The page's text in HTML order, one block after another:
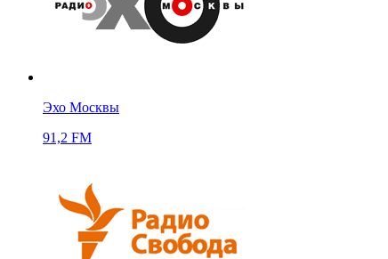
Эхо Москвы
91,2 FM